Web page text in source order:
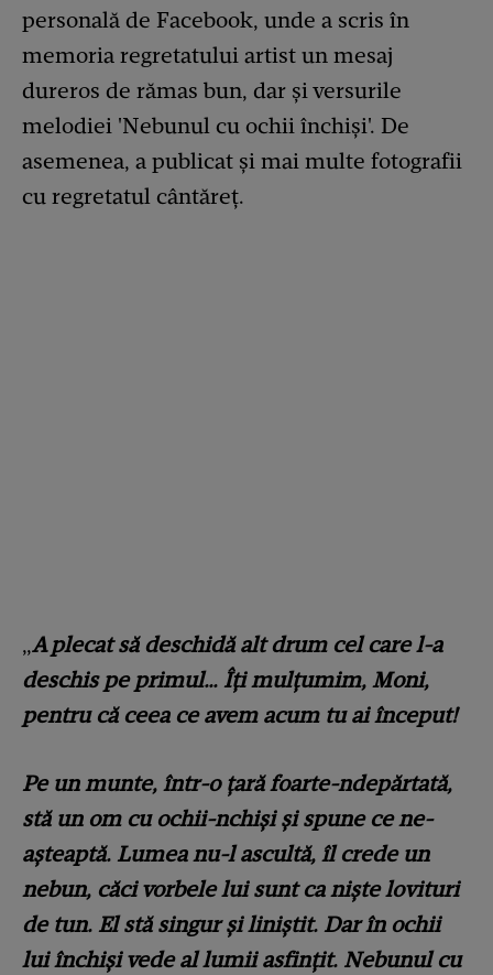
personală de Facebook, unde a scris în
memoria regretatului artist un mesaj
dureros de rămas bun, dar și versurile
melodiei 'Nebunul cu ochii închiși'. De
asemenea, a publicat și mai multe fotografii
cu regretatul cântăreț.
„A plecat să deschidă alt drum cel care l-a
deschis pe primul… Îți mulțumim, Moni,
pentru că ceea ce avem acum tu ai început!
Pe un munte, într-o ţară foarte-ndepărtată,
stă un om cu ochii-nchiși şi spune ce ne-
aşteaptă. Lumea nu-l ascultă, îl crede un
nebun, căci vorbele lui sunt ca nişte lovituri
de tun. El stă singur şi liniştit. Dar în ochii
lui închişi vede al lumii asfinţit. Nebunul cu